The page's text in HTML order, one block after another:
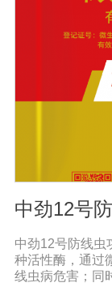
品如与化肥混用
存，避免阳光直
剂【活 菌 数】
中劲12号
中劲12号防线虫
种活性酶，通过
线虫病危害；同